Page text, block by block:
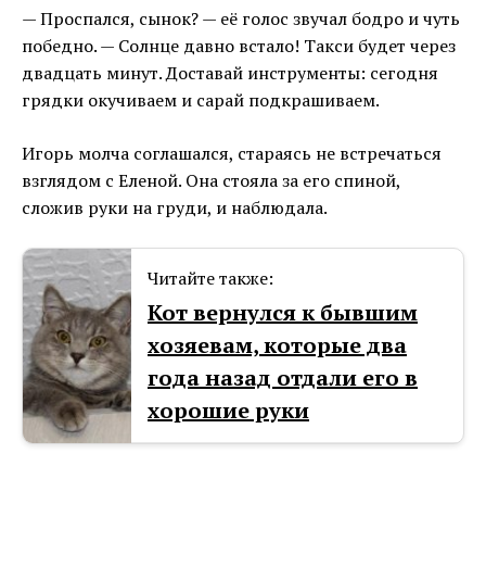
— Проспался, сынок? — её голос звучал бодро и чуть
победно. — Солнце давно встало! Такси будет через
двадцать минут. Доставай инструменты: сегодня
грядки окучиваем и сарай подкрашиваем.
Игорь молча соглашался, стараясь не встречаться
взглядом с Еленой. Она стояла за его спиной,
сложив руки на груди, и наблюдала.
Читайте также:
Кот вернулся к бывшим
хозяевам, которые два
года назад отдали его в
хорошие руки